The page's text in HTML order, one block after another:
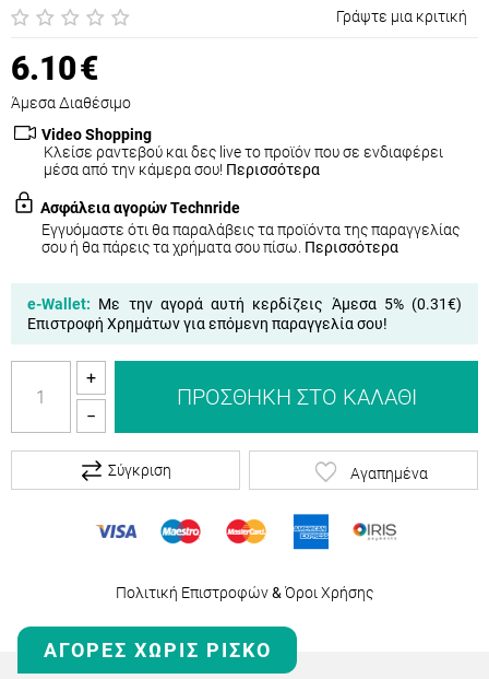
Γράψτε μια κριτική
6.10€
Άμεσα Διαθέσιμο
Video Shopping
Κλείσε ραντεβού και δες live το προϊόν που σε ενδιαφέρει
μέσα από την κάμερα σου! Περισσότερα
Ασφάλεια αγορών Technride
Εγγυόμαστε ότι θα παραλάβεις τα προϊόντα της παραγγελίας
σου ή θα πάρεις τα χρήματα σου πίσω. Περισσότερα
e-Wallet: Με την αγορά αυτή κερδίζεις Άμεσα 5% (0.31€)
Επιστροφή Χρημάτων για επόμενη παραγγελία σου!
+
−
ΠΡΟΣΘΉΚΗ ΣΤΟ ΚΑΛΆΘΙ
Σύγκριση Αγαπημένα
Πολιτική Επιστροφών&Όροι Χρήσης
ΑΓΟΡΈΣ ΧΩΡΊΣ ΡΊΣΚΟ